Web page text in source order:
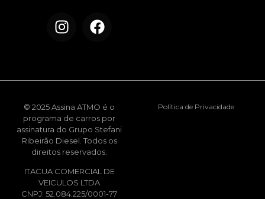
© 2025 Assina ATMO é o
programa de carros por
assinatura do Grupo Stefani
Ribeirão Diesel. Todos os
direitos reservados.
ITACUA COMERCIAL DE
VEICULOS LTDA
CNPJ: 52.084.225/0001-77
Política de Privacidade